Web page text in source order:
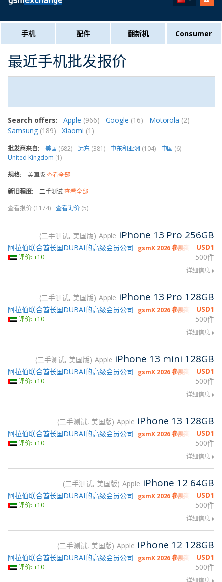
手机 配件 翻新机 Consumer
最近手机批发报价
Search offers: Apple (966) Google (16) Motorola (2)
Samsung (189) Xiaomi (1)
批发商来自: 美国 (682) 远东 (381) 中东和亚洲 (104) 中国 (6)
United Kingdom (1)
规格: 美国版 查看全部
新旧程度:
二手测试查看全部
查看报价 (1174)
查看询价 (5)
二手测试, 美国版 Apple iPhone 13 Pro 256GB
USD1
500件
阿拉伯联合酋长国DUBAI的高级会员公司 gsmX 2026 參展商
评价: +10
详细信息
二手测试, 美国版 Apple iPhone 13 Pro 128GB
USD1
500件
阿拉伯联合酋长国DUBAI的高级会员公司 gsmX 2026 參展商
评价: +10
详细信息
二手测试, 美国版 Apple iPhone 13 mini 128GB
USD1
500件
阿拉伯联合酋长国DUBAI的高级会员公司 gsmX 2026 參展商
评价: +10
详细信息
二手测试, 美国版 Apple iPhone 13 128GB
USD1
500件
阿拉伯联合酋长国DUBAI的高级会员公司 gsmX 2026 參展商
评价: +10
详细信息
二手测试, 美国版 Apple iPhone 12 64GB
USD1
500件
阿拉伯联合酋长国DUBAI的高级会员公司 gsmX 2026 參展商
评价: +10
详细信息
二手测试, 美国版 Apple iPhone 12 128GB
USD1
500件
阿拉伯联合酋长国DUBAI的高级会员公司 gsmX 2026 參展商
评价: +10
详细信息